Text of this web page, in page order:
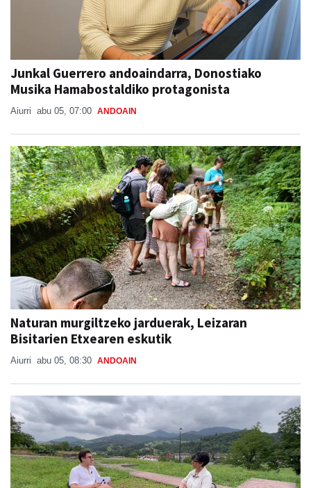
Junkal Guerrero andoaindarra, Donostiako
Musika Hamabostaldiko protagonista
Aiurri abu 05, 07:00 ANDOAIN
Naturan murgiltzeko jarduerak, Leizaran
Bisitarien Etxearen eskutik
Aiurri abu 05, 08:30 ANDOAIN